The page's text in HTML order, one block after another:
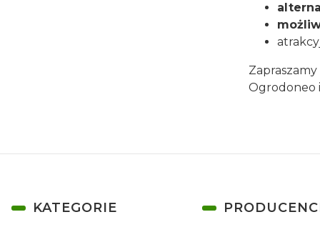
Ogrodoneo
Linki w stopce
KATEGORIE